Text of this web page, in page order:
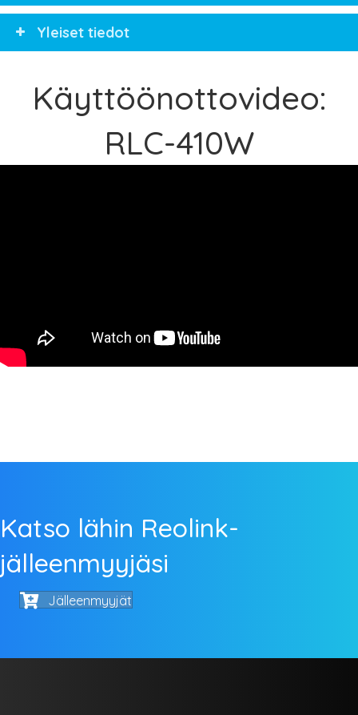
Yleiset tiedot
Käyttöönottovideo:
RLC-410W
Katso lähin Reolink-
jälleenmyyjäsi
Jälleenmyyjät